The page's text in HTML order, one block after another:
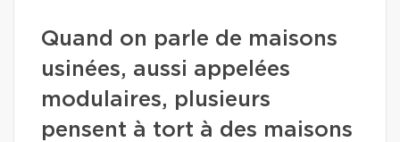
Quand on parle de maisons
usinées, aussi appelées
modulaires, plusieurs
pensent à tort à des maisons